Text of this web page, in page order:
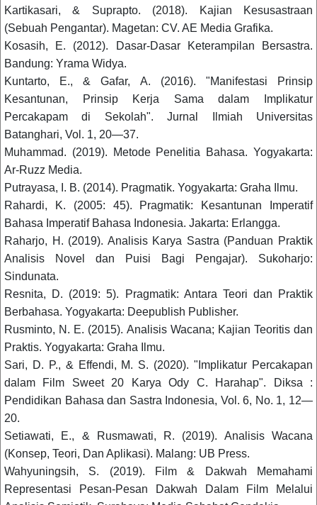
Kartikasari, & Suprapto. (2018). Kajian Kesusastraan
(Sebuah Pengantar). Magetan: CV. AE Media Grafika.
Kosasih, E. (2012). Dasar-Dasar Keterampilan Bersastra.
Bandung: Yrama Widya.
Kuntarto, E., & Gafar, A. (2016). "Manifestasi Prinsip
Kesantunan, Prinsip Kerja Sama dalam Implikatur
Percakapam di Sekolah". Jurnal Ilmiah Universitas
Batanghari, Vol. 1, 20—37.
Muhammad. (2019). Metode Penelitia Bahasa. Yogyakarta:
Ar-Ruzz Media.
Putrayasa, I. B. (2014). Pragmatik. Yogyakarta: Graha Ilmu.
Rahardi, K. (2005: 45). Pragmatik: Kesantunan Imperatif
Bahasa Imperatif Bahasa Indonesia. Jakarta: Erlangga.
Raharjo, H. (2019). Analisis Karya Sastra (Panduan Praktik
Analisis Novel dan Puisi Bagi Pengajar). Sukoharjo:
Sindunata.
Resnita, D. (2019: 5). Pragmatik: Antara Teori dan Praktik
Berbahasa. Yogyakarta: Deepublish Publisher.
Rusminto, N. E. (2015). Analisis Wacana; Kajian Teoritis dan
Praktis. Yogyakarta: Graha Ilmu.
Sari, D. P., & Effendi, M. S. (2020). "Implikatur Percakapan
dalam Film Sweet 20 Karya Ody C. Harahap". Diksa :
Pendidikan Bahasa dan Sastra Indonesia, Vol. 6, No. 1, 12—
20.
Setiawati, E., & Rusmawati, R. (2019). Analisis Wacana
(Konsep, Teori, Dan Aplikasi). Malang: UB Press.
Wahyuningsih, S. (2019). Film & Dakwah Memahami
Representasi Pesan-Pesan Dakwah Dalam Film Melalui